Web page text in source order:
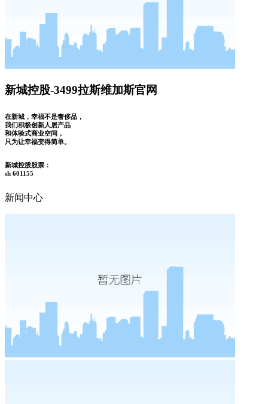
新城控股-3499拉斯维加斯官网
在新城，幸福不是奢侈品，
我们积极创新人居产品
和体验式商业空间，
只为让幸福变得简单。
新城控股股票：
sh 601155
新闻中心